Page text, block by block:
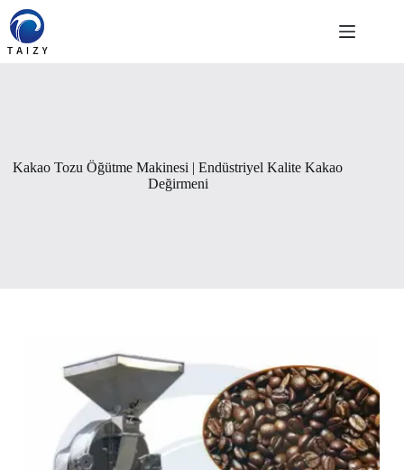
Skip
content
Kakao Tozu Öğütme Makinesi | Endüstriyel Kalite Kakao
Değirmeni